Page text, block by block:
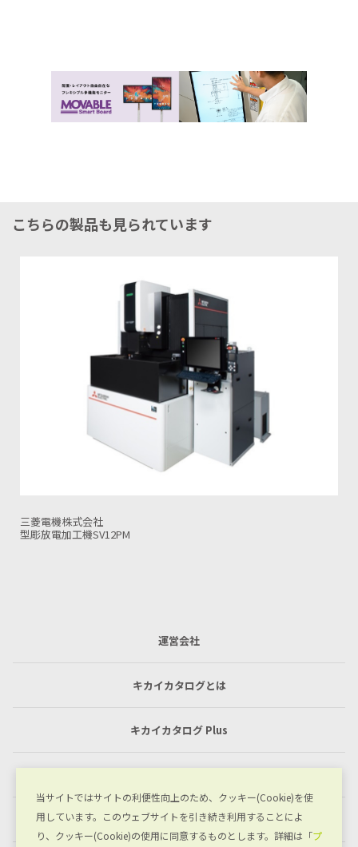
こちらの製品も見られています
運営会社
キカイカタログとは
キカイカタログ Plus
プライバシーポリシー
当サイトではサイトの利便性向上のため、クッキー(Cookie)を使
用しています。このウェブサイトを引き続き利用することによ
り、クッキー(Cookie)の使用に同意するものとします。詳細は「プ